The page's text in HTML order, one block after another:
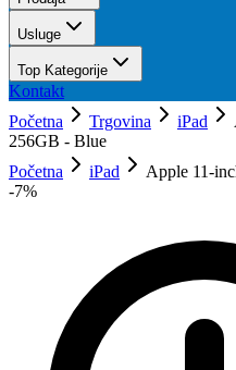
Usluge
Top Kategorije
Kontakt
Početna
Trgovina iPad
256GB - Blue
Početna
iPad
Apple 11-
-7%